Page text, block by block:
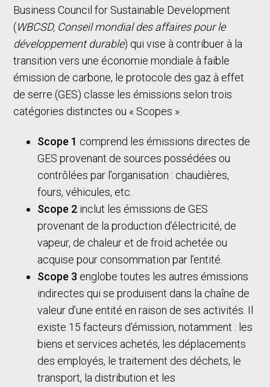
Business Council for Sustainable Development
(WBCSD, Conseil mondial des affaires pour le
développement durable) qui vise à contribuer à la
transition vers une économie mondiale à faible
émission de carbone, le protocole des gaz à effet
de serre (GES) classe les émissions selon trois
catégories distinctes ou « Scopes »:
Scope 1 comprend les émissions directes de
GES provenant de sources possédées ou
contrôlées par l’organisation : chaudières,
fours, véhicules, etc.
Scope 2 inclut les émissions de GES
provenant de la production d’électricité, de
vapeur, de chaleur et de froid achetée ou
acquise pour consommation par l’entité.
Scope 3 englobe toutes les autres émissions
indirectes qui se produisent dans la chaîne de
valeur d’une entité en raison de ses activités. Il
existe 15 facteurs d’émission, notamment : les
biens et services achetés, les déplacements
des employés, le traitement des déchets, le
transport, la distribution et les